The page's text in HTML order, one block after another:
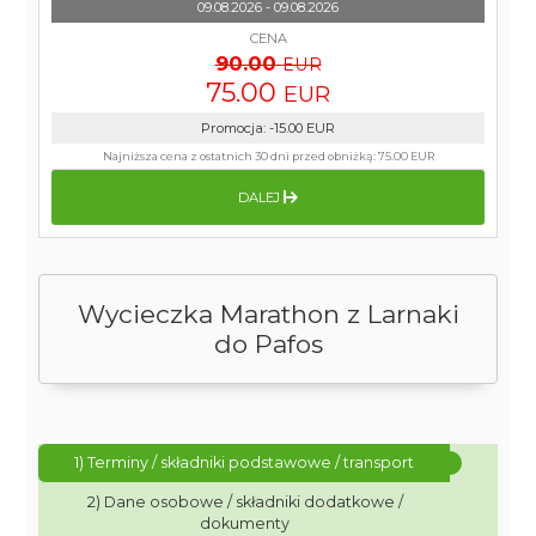
Wycieczka Marathon z Larnaki
do Pafos
1) Terminy / składniki podstawowe / transport
2) Dane osobowe / składniki dodatkowe /
dokumenty
09.08.2026 - 09.08.2026
CENA
90.00 EUR
75.00 EUR
Promocja: -15.00 EUR
Najniższa cena z ostatnich 30 dni przed obniżką:75.00 EUR
DALEJ